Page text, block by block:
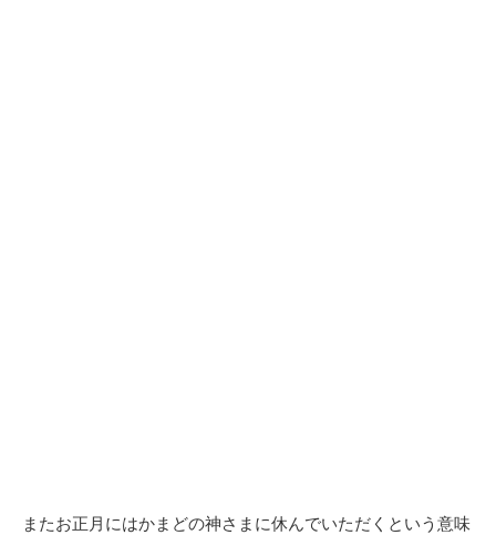
またお正月にはかまどの神さまに休んでいただくという意味